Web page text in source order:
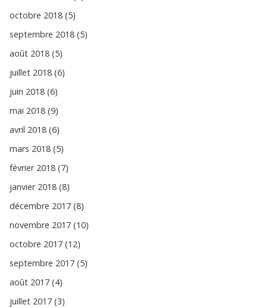
octobre 2018 (5)
septembre 2018 (5)
août 2018 (5)
juillet 2018 (6)
juin 2018 (6)
mai 2018 (9)
avril 2018 (6)
mars 2018 (5)
février 2018 (7)
janvier 2018 (8)
décembre 2017 (8)
novembre 2017 (10)
octobre 2017 (12)
septembre 2017 (5)
août 2017 (4)
juillet 2017 (3)